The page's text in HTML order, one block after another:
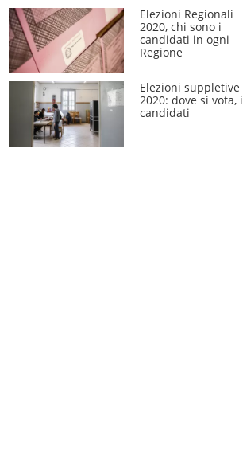
Elezioni Regionali
2020, chi sono i
candidati in ogni
Regione
Elezioni suppletive
2020: dove si vota, i
candidati